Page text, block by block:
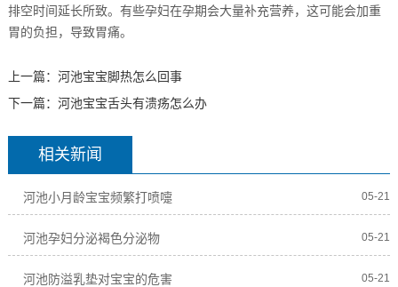
排空时间延长所致。有些孕妇在孕期会大量补充营养，这可能会加重
胃的负担，导致胃痛。
上一篇： 河池宝宝脚热怎么回事
下一篇： 河池宝宝舌头有溃疡怎么办
相关新闻
河池小月龄宝宝频繁打喷嚏 05-21
河池孕妇分泌褐色分泌物 05-21
河池防溢乳垫对宝宝的危害 05-21